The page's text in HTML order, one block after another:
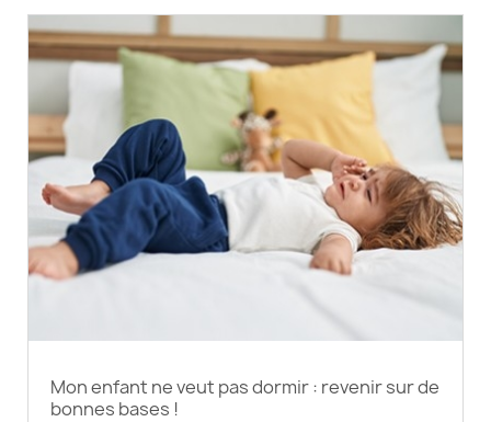
Mon enfant ne veut pas dormir : revenir sur de
bonnes bases !